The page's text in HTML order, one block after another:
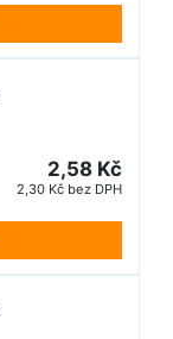
2,58 Kč
2,30 Kč bez DPH